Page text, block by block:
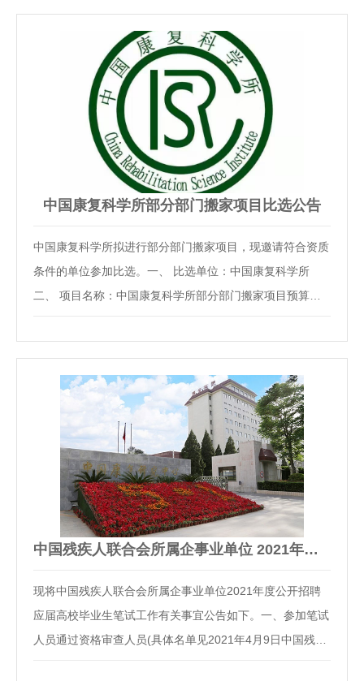
中国康复科学所部分部门搬家项目比选公告
中国康复科学所拟进行部分部门搬家项目，现邀请符合资质
条件的单位参加比选。一、 比选单位：中国康复科学所
二、 项目名称：中国康复科学所部分部门搬家项目预算金
求：1、依法注册的从事搬家服务业务的公司(企业)，具备
中国残疾人联合会所属企事业单位 2021年度公开招聘应届高校…
现将中国残疾人联合会所属企事业单位2021年度公开招聘
应届高校毕业生笔试工作有关事宜公告如下。一、参加笔试
人员通过资格审查人员(具体名单见2021年4月9日中国残联